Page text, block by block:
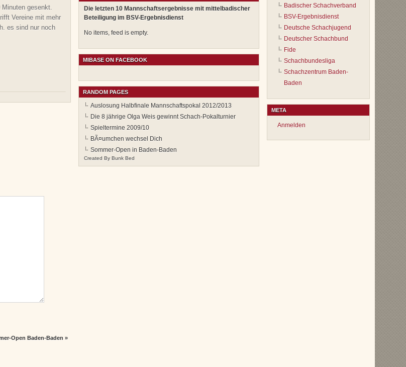
gesenkt.
Vereine mit mehr
es sind nur noch
Open Baden-Baden »
Die letzten 10 Mannschaftsergebnisse mit mittelbadischer
Beteiligung im BSV-Ergebnisdienst
No items, feed is empty.
MIBASE ON FACEBOOK
RANDOM PAGES
Auslosung Halbfinale Mannschaftspokal 2012/2013
Die 8 jährige Olga Weis gewinnt Schach-Pokalturnier
Spieltermine 2009/10
BÃ¤umchen wechsel Dich
Sommer-Open in Baden-Baden
Created By Bunk Bed
Badischer Schachverband
BSV-Ergebnisdienst
Deutsche Schachjugend
Deutscher Schachbund
Fide
Schachbundesliga
Schachzentrum Baden-
Baden
META
Anmelden